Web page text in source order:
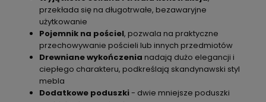
przekłada się na długotrwałe, bezawaryjne
użytkowanie
Pojemnik na pościel, pozwala na praktyczne
przechowywanie pościeli lub innych przedmiotów
Drewniane wykończenia nadają dużo elegancji i
ciepłego charakteru, podkreślają skandynawski styl
mebla
Dodatkowe poduszki- dwie mniejsze poduszki